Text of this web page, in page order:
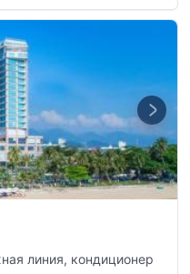
линия, кондиционер